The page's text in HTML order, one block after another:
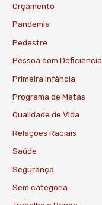
Orçamento
Pandemia
Pedestre
Pessoa com Deficiência
Primeira Infância
Programa de Metas
Qualidade de Vida
Relações Raciais
Saúde
Segurança
Sem categoria